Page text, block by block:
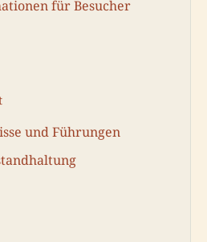
für Besucher
und Führungen